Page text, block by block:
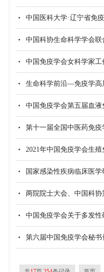
湿与疼痛三联序贯疗法高
中国医科大学·辽宁省免
学前沿论坛成功召开
中国科协生命科学学会
高老年人新冠疫苗接种
中国免疫学会女科学家
换届会议纪要
生命科学前沿—免疫学高
中国免疫学会第五届血
第十一届全国中医药免
学会第五届中医药免疫
2021年中国免疫学会生
召开
国家感染性疾病临床医
召开
两院院士大会、中国科
京召开 习近平发表重要
中国免疫学会关于多发
的声明
第六届中国免疫学会秘